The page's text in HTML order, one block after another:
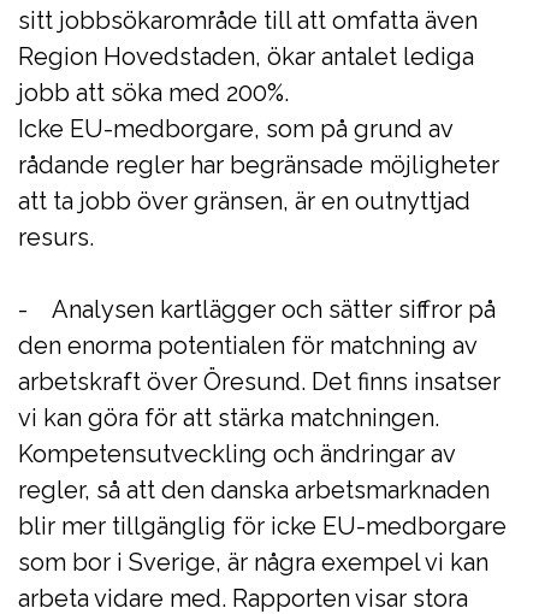
sitt jobbsökarområde till att omfatta även
Region Hovedstaden, ökar antalet lediga
jobb att söka med 200%.
Icke EU-medborgare, som på grund av
rådande regler har begränsade möjligheter
att ta jobb över gränsen, är en outnyttjad
resurs.
- Analysen kartlägger och sätter siffror på
den enorma potentialen för matchning av
arbetskraft över Öresund. Det finns insatser
vi kan göra för att stärka matchningen.
Kompetensutveckling och ändringar av
regler, så att den danska arbetsmarknaden
blir mer tillgänglig för icke EU-medborgare
som bor i Sverige, är några exempel vi kan
arbeta vidare med. Rapporten visar stora